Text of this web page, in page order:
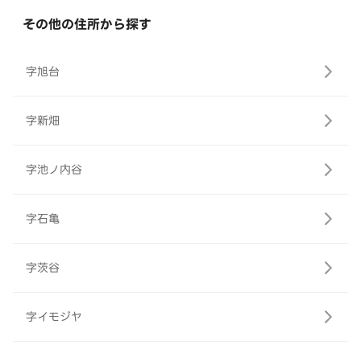
その他の住所から探す
字旭台
字新畑
字池ノ内谷
字石亀
字茨谷
字イモジヤ